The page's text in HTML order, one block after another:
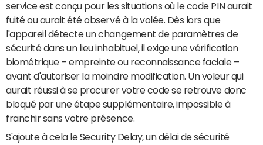
service est conçu pour les situations où le code PIN aurait
fuité ou aurait été observé à la volée. Dès lors que
l'appareil détecte un changement de paramètres de
sécurité dans un lieu inhabituel, il exige une vérification
biométrique – empreinte ou reconnaissance faciale –
avant d'autoriser la moindre modification. Un voleur qui
aurait réussi à se procurer votre code se retrouve donc
bloqué par une étape supplémentaire, impossible à
franchir sans votre présence.
S'ajoute à cela le Security Delay, un délai de sécurité